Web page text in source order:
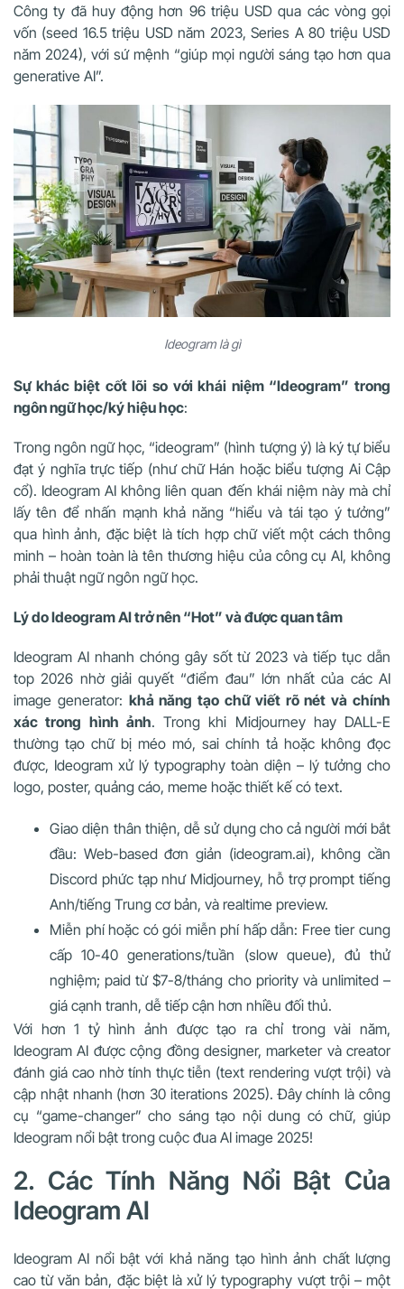
Công ty đã huy động hơn 96 triệu USD qua các vòng gọi
vốn (seed 16.5 triệu USD năm 2023, Series A 80 triệu USD
năm 2024), với sứ mệnh “giúp mọi người sáng tạo hơn qua
generative AI”.
Ideogram là gì
Sự khác biệt cốt lõi so với khái niệm “Ideogram” trong
ngôn ngữ học/ký hiệu học:
Trong ngôn ngữ học, “ideogram” (hình tượng ý) là ký tự biểu
đạt ý nghĩa trực tiếp (như chữ Hán hoặc biểu tượng Ai Cập
cổ). Ideogram AI không liên quan đến khái niệm này mà chỉ
lấy tên để nhấn mạnh khả năng “hiểu và tái tạo ý tưởng”
qua hình ảnh, đặc biệt là tích hợp chữ viết một cách thông
minh – hoàn toàn là tên thương hiệu của công cụ AI, không
phải thuật ngữ ngôn ngữ học.
Lý do Ideogram AI trở nên “Hot” và được quan tâm
Ideogram AI nhanh chóng gây sốt từ 2023 và tiếp tục dẫn
top 2026 nhờ giải quyết “điểm đau” lớn nhất của các AI
image generator: khả năng tạo chữ viết rõ nét và chính
xác trong hình ảnh. Trong khi Midjourney hay DALL-E
thường tạo chữ bị méo mó, sai chính tả hoặc không đọc
được, Ideogram xử lý typography toàn diện – lý tưởng cho
logo, poster, quảng cáo, meme hoặc thiết kế có text.
Giao diện thân thiện, dễ sử dụng cho cả người mới bắt
đầu: Web-based đơn giản (ideogram.ai), không cần
Discord phức tạp như Midjourney, hỗ trợ prompt tiếng
Anh/tiếng Trung cơ bản, và realtime preview.
Miễn phí hoặc có gói miễn phí hấp dẫn: Free tier cung
cấp 10-40 generations/tuần (slow queue), đủ thử
nghiệm; paid từ $7-8/tháng cho priority và unlimited –
giá cạnh tranh, dễ tiếp cận hơn nhiều đối thủ.
Với hơn 1 tỷ hình ảnh được tạo ra chỉ trong vài năm,
Ideogram AI được cộng đồng designer, marketer và creator
đánh giá cao nhờ tính thực tiễn (text rendering vượt trội) và
cập nhật nhanh (hơn 30 iterations 2025). Đây chính là công
cụ “game-changer” cho sáng tạo nội dung có chữ, giúp
Ideogram nổi bật trong cuộc đua AI image 2025!
2. Các Tính Năng Nổi Bật Của
Ideogram AI
Ideogram AI nổi bật với khả năng tạo hình ảnh chất lượng
cao từ văn bản, đặc biệt là xử lý typography vượt trội – một